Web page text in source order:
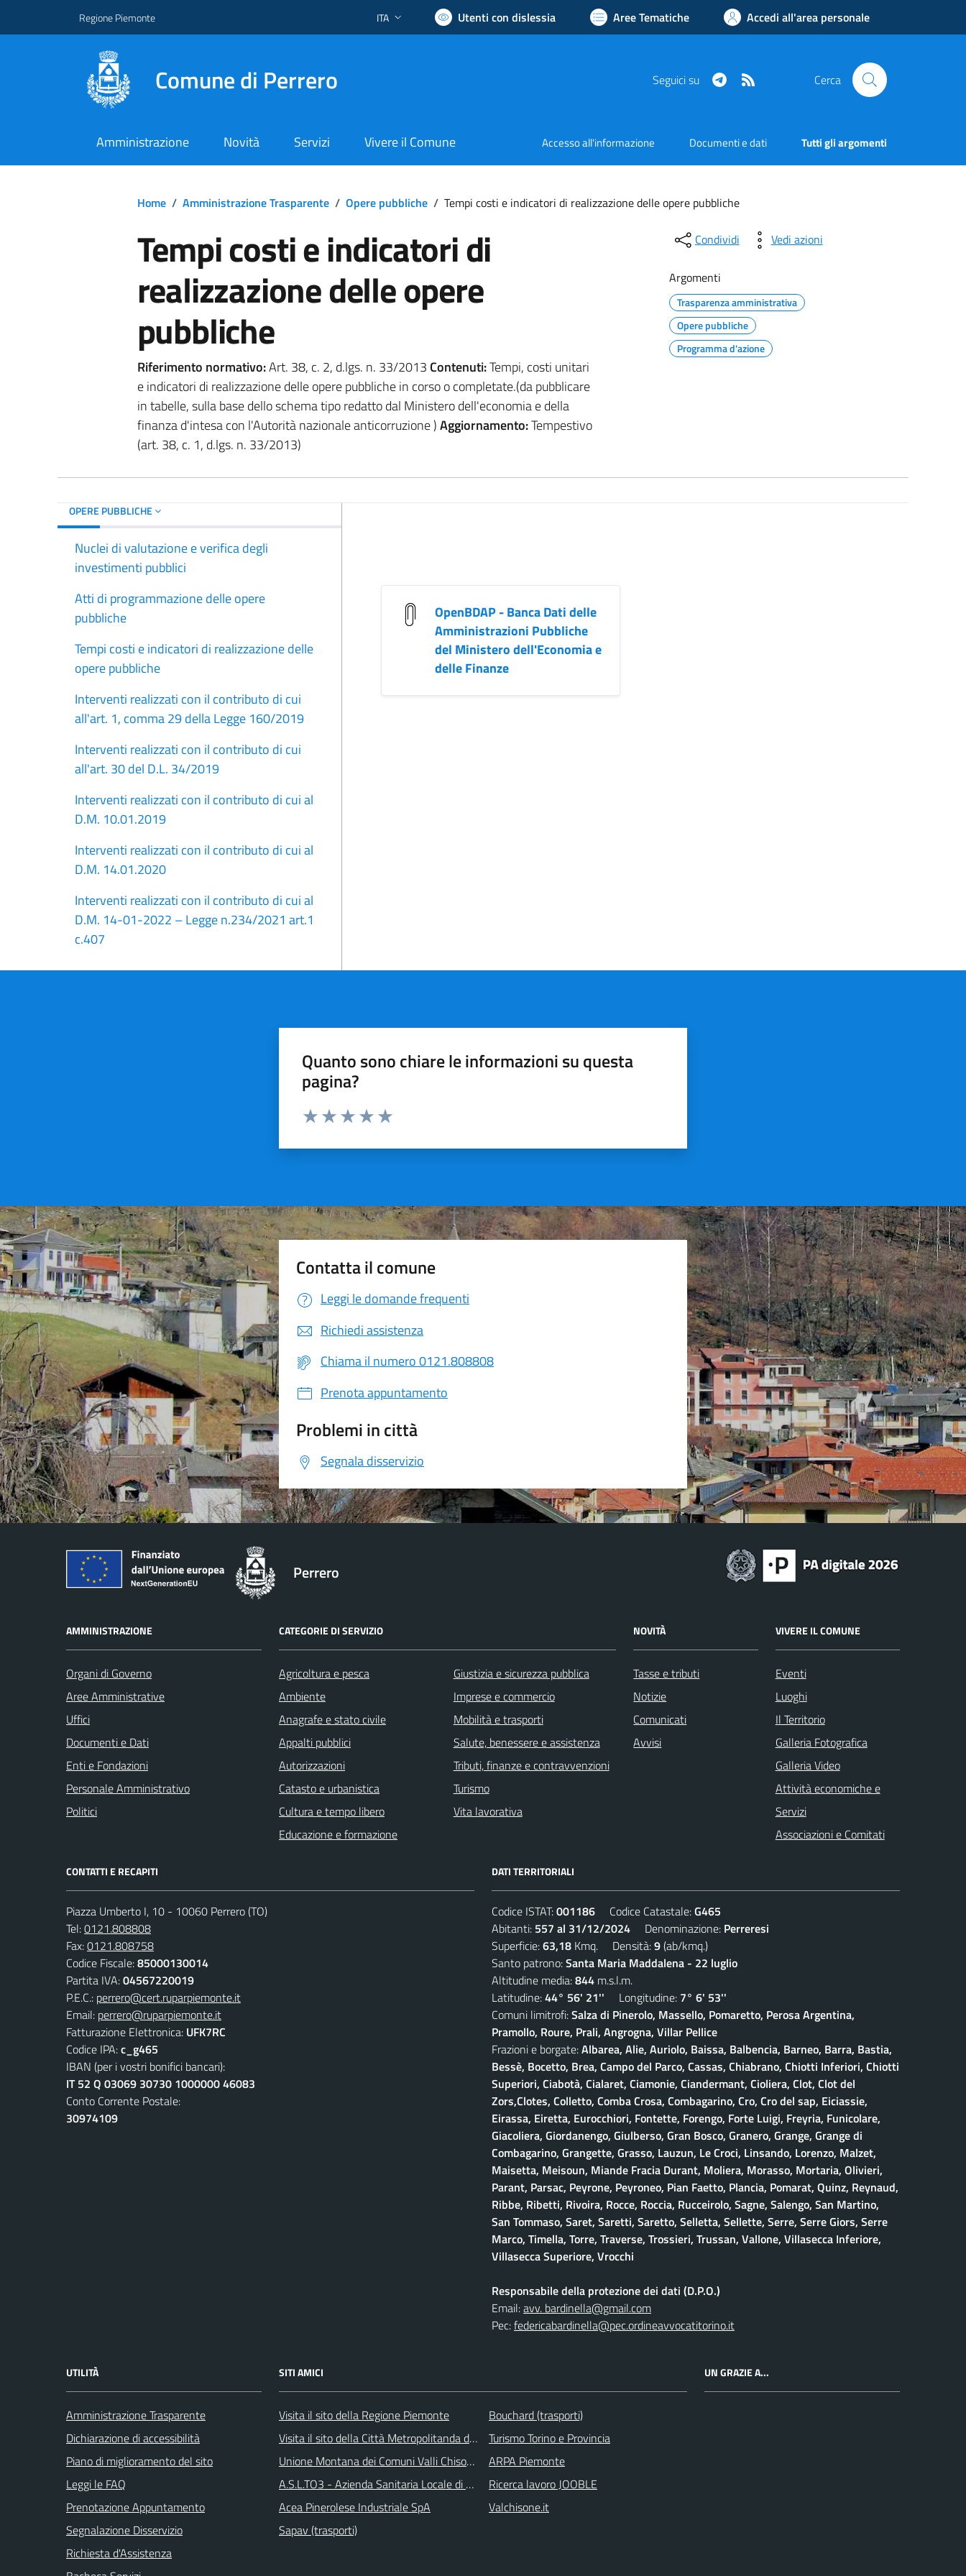
Regione Piemonte Lingua attiva:
ITA Utenti con dislessia Aree Tematiche Accedi all'area personale
Comune di Perrero Seguici su Telegram Cerca
Amministrazione Novità Servizi Vivere il Comune Accesso all'informazione Documenti e dati Tutti gli argomenti
Home / Amministrazione Trasparente / Opere pubbliche / Tempi costi e indicatori di realizzazione delle opere pubbliche
Tempi costi e indicatori di
realizzazione delle opere
pubbliche
Riferimento normativo:Art. 38, c. 2, d.lgs. n. 33/2013 Contenuti:Tempi, costi unitari
e indicatori di realizzazione delle opere pubbliche in corso o completate.(da pubblicare
in tabelle, sulla base dello schema tipo redatto dal Ministero dell'economia e della
finanza d'intesa con l'Autorità nazionale anticorruzione )Aggiornamento:Tempestivo
(art. 38, c. 1, d.lgs. n. 33/2013)
Condividi Vedi azioni
Argomenti
Trasparenza amministrativa
Opere pubbliche
Programma d'azione
OPERE PUBBLICHE
Nuclei di valutazione e verifica degli
investimenti pubblici
Atti di programmazione delle opere
pubbliche
Tempi costi e indicatori di realizzazione delle
opere pubbliche
Interventi realizzati con il contributo di cui
all'art. 1, comma 29 della Legge 160/2019
Interventi realizzati con il contributo di cui
all'art. 30 del D.L. 34/2019
Interventi realizzati con il contributo di cui al
D.M. 10.01.2019
Interventi realizzati con il contributo di cui al
D.M. 14.01.2020
Interventi realizzati con il contributo di cui al
D.M. 14-01-2022 – Legge n.234/2021 art.1
c.407
OpenBDAP - Banca Dati delle
Amministrazioni Pubbliche
del Ministero dell'Economia e
delle Finanze
Quanto sono chiare le informazioni su questa
pagina?
Valuta da 1 a 5 stelle la pagina
Contatta il comune
Leggi le domande frequenti
Richiedi assistenza
Chiama il numero 0121.808808
Prenota appuntamento
Problemi in città
Segnala disservizio
Perrero
AMMINISTRAZIONE
Organi di Governo
Aree Amministrative
Uffici
Documenti e Dati
Enti e Fondazioni
Personale Amministrativo
Politici
CATEGORIE DI SERVIZIO
Agricoltura e pesca
Ambiente
Anagrafe e stato civile
Appalti pubblici
Autorizzazioni
Catasto e urbanistica
Cultura e tempo libero
Educazione e formazione
Giustizia e sicurezza pubblica
Imprese e commercio
Mobilità e trasporti
Salute, benessere e assistenza
Tributi, finanze e contravvenzioni
Turismo
Vita lavorativa
NOVITÀ
Tasse e tributi
Notizie
Comunicati
Avvisi
VIVERE IL COMUNE
Eventi
Luoghi
Il Territorio
Galleria Fotografica
Galleria Video
Attività economiche e
Servizi
Associazioni e Comitati
CONTATTI E RECAPITI
Piazza Umberto I, 10 - 10060 Perrero (TO)
Tel:0121.808808
Fax:0121.808758
Codice Fiscale:85000130014
Partita IVA:04567220019
P.E.C.: perrero@cert.ruparpiemonte.it
Email: perrero@ruparpiemonte.it
Fatturazione Elettronica: UFK7RC
Codice IPA:c_g465
IBAN (per i vostri bonifici bancari):
IT 52 Q 03069 30730 1000000 46083
Conto Corrente Postale:
30974109
DATI TERRITORIALI
Codice ISTAT:001186 Codice Catastale:G465
Abitanti: 557 al 31/12/2024 Denominazione: Perreresi
Superficie:63,18 Kmq. Densità:9(ab/kmq.)
Santo patrono:Santa Maria Maddalena - 22 luglio
Altitudine media:844 m.s.l.m.
Latitudine:44° 56' 21'' Longitudine: 7° 6' 53''
Comuni limitrofi:Salza di Pinerolo, Massello, Pomaretto, Perosa Argentina,
Pramollo, Roure, Prali, Angrogna, Villar Pellice
Frazioni e borgate:Albarea, Alie, Auriolo, Baissa, Balbencia, Barneo, Barra, Bastia,
Bessè, Bocetto, Brea, Campo del Parco, Cassas, Chiabrano, Chiotti Inferiori, Chiotti
Superiori, Ciabotà, Cialaret, Ciamonie, Ciandermant, Cioliera, Clot, Clot del
Zors,Clotes, Colletto, Comba Crosa, Combagarino, Cro, Cro del sap, Eiciassie,
Eirassa, Eiretta, Eurocchiori, Fontette, Forengo, Forte Luigi, Freyria, Funicolare,
Giacoliera, Giordanengo, Giulberso, Gran Bosco, Granero, Grange, Grange di
Combagarino, Grangette, Grasso, Lauzun, Le Croci, Linsando, Lorenzo, Malzet,
Maisetta, Meisoun, Miande Fracia Durant, Moliera, Morasso, Mortaria, Olivieri,
Parant, Parsac, Peyrone, Peyroneo, Pian Faetto, Plancia, Pomarat, Quinz, Reynaud,
Ribbe, Ribetti, Rivoira, Rocce, Roccia, Rucceirolo, Sagne, Salengo, San Martino,
San Tommaso, Saret, Saretti, Saretto, Selletta, Sellette, Serre, Serre Giors, Serre
Marco, Timella, Torre, Traverse, Trossieri, Trussan, Vallone, Villasecca Inferiore,
Villasecca Superiore, Vrocchi
Responsabile della protezione dei dati (D.P.O.)
Email:avv. bardinella@gmail.com
Pec:federicabardinella@pec.ordineavvocatitorino.it
UTILITÀ
Amministrazione Trasparente
Dichiarazione di accessibilità
Piano di miglioramento del sito
Leggi le FAQ
Prenotazione Appuntamento
Segnalazione Disservizio
Richiesta d'Assistenza
SITI AMICI
Visita il sito della Regione Piemonte
Visita il sito della Città Metropolitanda di Torino
Unione Montana dei Comuni Valli Chisone e Germanasca
A.S.L.TO3 - Azienda Sanitaria Locale di Collegno e Pinerolo
Acea Pinerolese Industriale SpA
Sapav (trasporti)
Bouchard (trasporti)
Turismo Torino e Provincia
ARPA Piemonte
Ricerca lavoro JOOBLE
Valchisone.it
UN GRAZIE A...